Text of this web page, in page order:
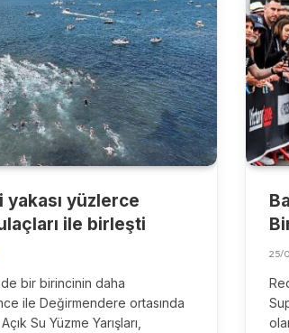
yakası yüzlerce
ile birleşti
bir birincinin daha
ile Değirmendere ortasında
Su Yüzme Yarışları,
25/